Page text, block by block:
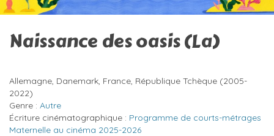
Naissance des oasis (La)
Allemagne, Danemark, France, République Tchèque (2005-
2022)
Genre : Autre
Écriture cinématographique : Programme de courts-métrages
Maternelle au cinéma 2025-2026